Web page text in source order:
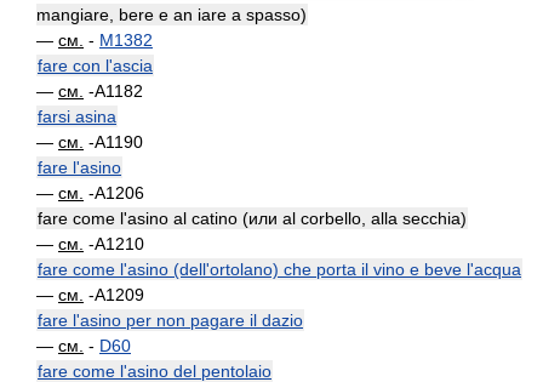
mangiare, bere e an iare a spasso)
— см. - M1382
fare con l'ascia
— см. -A1182
farsi asina
— см. -A1190
fare l'asino
— см. -A1206
fare come l'asino al catino (или al corbello, alla secchia)
— см. -A1210
fare come l'asino (dell'ortolano) che porta il vino e beve l'acqua
— см. -A1209
fare l'asino per non pagare il dazio
— см. - D60
fare come l'asino del pentolaio